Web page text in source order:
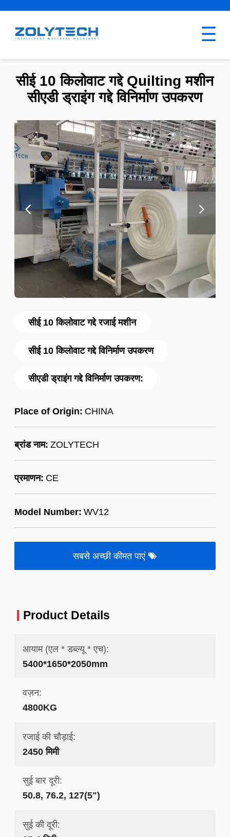
सीई 10 किलोवाट गद्दे रजाई मशीन
सीई 10 किलोवाट गद्दे विनिर्माण उपकरण
सीएडी ड्राइंग गद्दे विनिर्माण उपकरण:
Place of Origin: CHINA
ब्रांड नाम: ZOLYTECH
प्रमाणन: CE
Model Number: WV12
सबसे अच्छी कीमत पाएं
सीई 10 किलोवाट गद्दे Quilting मशीन
सीएडी ड्राइंग गद्दे विनिर्माण उपकरण
Product Details
आयाम (एल * डब्ल्यू * एच):
5400*1650*2050mm
वज़न:
4800KG
रजाई की चौड़ाई:
2450 मिमी
सुई बार दूरी:
50.8, 76.2, 127(5")
सुई की दूरी: